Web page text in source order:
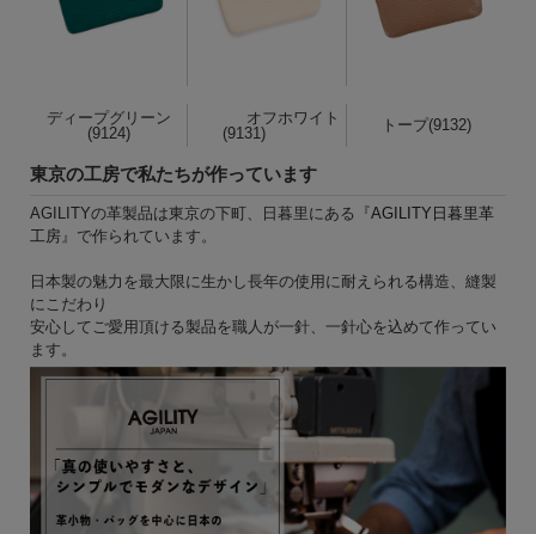
ディープグリーン
(9124)
オフホワイト
(9131)
トープ(9132)
東京の工房で私たちが作っています
AGILITYの革製品は東京の下町、日暮里にある『AGILITY日暮里革
工房 』で作られています。
日本製の魅力を最大限に生かし長年の使用に耐えられる構造、縫製
にこだわり
安心してご愛用頂ける製品を職人が一針、一針心を込めて作ってい
ます。